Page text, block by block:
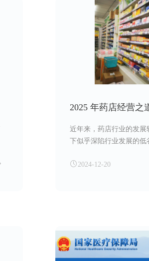
近年来，药店行业的发展
下似乎深陷行业发展的
模计算，平均每家门店
2024-12-20